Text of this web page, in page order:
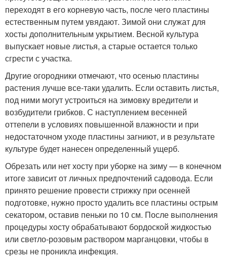
переходят в его корневую часть, после чего пластины
естественным путем увядают. Зимой они служат для
хосты дополнительным укрытием. Весной культура
выпускает новые листья, а старые остается только
сгрести с участка.
Другие огородники отмечают, что осенью пластины
растения лучше все-таки удалить. Если оставить листья,
под ними могут устроиться на зимовку вредители и
возбудители грибков. С наступлением весенней
оттепели в условиях повышенной влажности и при
недостаточном уходе пластины загниют, и в результате
культуре будет нанесен определенный ущерб.
Обрезать или нет хосту при уборке на зиму — в конечном
итоге зависит от личных предпочтений садовода. Если
принято решение провести стрижку при осенней
подготовке, нужно просто удалить все пластины острым
секатором, оставив пеньки по 10 см. После выполнения
процедуры хосту обрабатывают бордоской жидкостью
или светло-розовым раствором марганцовки, чтобы в
срезы не проникла инфекция.